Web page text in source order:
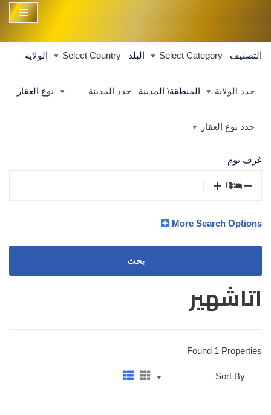
المحتوى
التصنيف البلد الولاية
المنطقة\ المدينة نوع العقار
غرف نوم
More Search Options
بحث
اتاشهير
Found 1 Properties